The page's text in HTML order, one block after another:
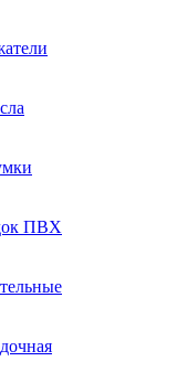
ПВХ